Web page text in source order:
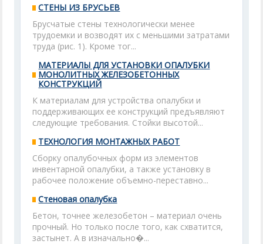
СТЕНЫ ИЗ БРУСЬЕВ
Брусчатые стены технологически менее
трудоемки и возводят их с меньшими затратами
труда (рис. 1). Кроме тог...
МАТЕРИАЛЫ ДЛЯ УСТАНОВКИ ОПАЛУБКИ
МОНОЛИТНЫХ ЖЕЛЕЗОБЕТОННЫХ
КОНСТРУКЦИЙ
К материалам для устройства опалубки и
поддерживающих ее конструкций предъявляют
следующие требования. Стойки высотой...
ТЕХНОЛОГИЯ МОНТАЖНЫХ РАБОТ
Сборку опалубочных форм из элементов
инвентарной опалубки, а также установку в
рабочее положение объемно-переставно...
Стеновая опалубка
Бетон, точнее железобетон – материал очень
прочный. Но только после того, как схватится,
застынет. А в изначально�...